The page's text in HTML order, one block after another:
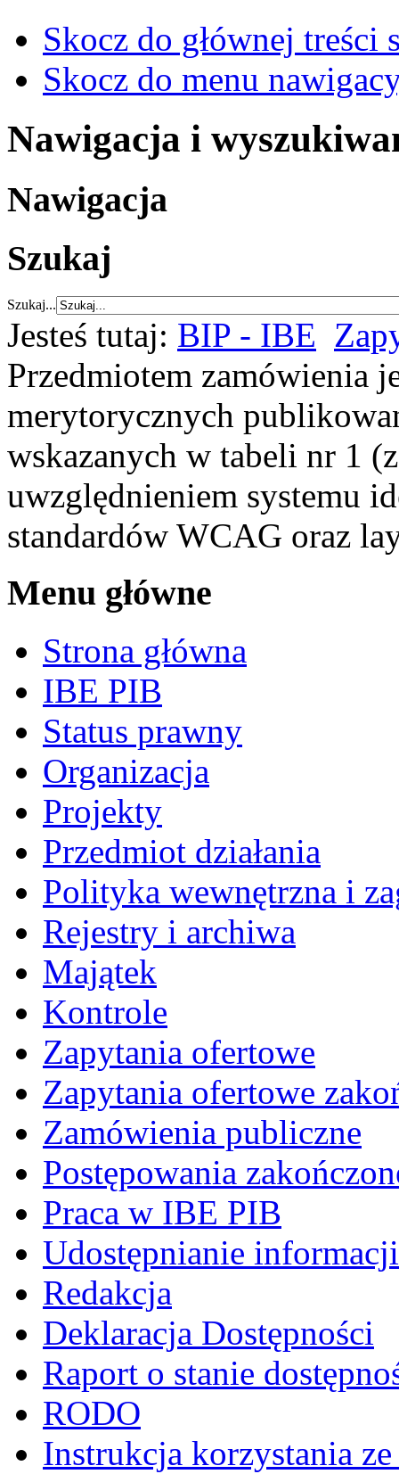
Skocz do głównej treści
Skocz do menu
Nawigacja i
Nawigacja
Szukaj
Szukaj...
Jesteś tutaj: BIP - IBE
Przedmiotem zamówienia
merytorycznych
wskazanych w tabeli nr 1
uwzględnieniem systemu
standardów WCAG oraz
Menu główne
Strona główna
IBE PIB
Status prawny
Organizacja
Projekty
Przedmiot działania
Polityka wewnętrzna i
Rejestry i archiwa
Majątek
Kontrole
Zapytania ofertowe
Zapytania ofertowe
Zamówienia publiczne
Postępowania
Praca w IBE PIB
Udostępnianie informacji
Redakcja
Deklaracja Dostępności
Raport o stanie
RODO
Instrukcja korzystania